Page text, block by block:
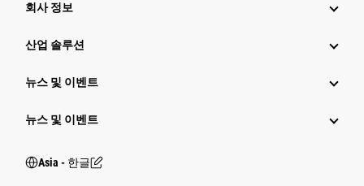
회사 정보
산업 솔루션
뉴스 및 이벤트
뉴스 및 이벤트
Asia - 한글